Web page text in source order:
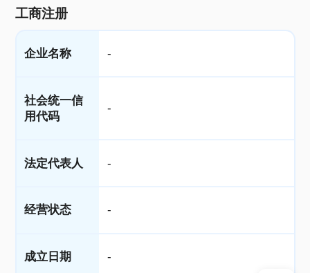
工商注册
企业名称 -
社会统一信
用代码
-
法定代表人 -
经营状态 -
成立日期 -